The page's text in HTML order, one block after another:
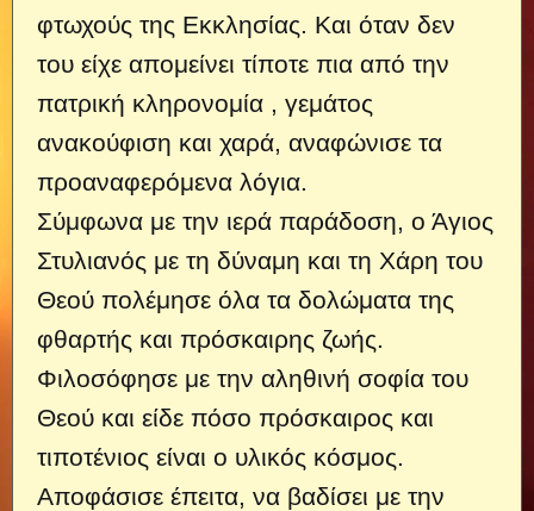
φτωχούς της Εκκλησίας. Και όταν δεν
του είχε απομείνει τίποτε πια από την
πατρική κληρονομία , γεμάτος
ανακούφιση και χαρά, αναφώνισε τα
προαναφερόμενα λόγια.
Σύμφωνα με την ιερά παράδοση, ο Άγιος
Στυλιανός με τη δύναμη και τη Χάρη του
Θεού πολέμησε όλα τα δολώματα της
φθαρτής και πρόσκαιρης ζωής.
Φιλοσόφησε με την αληθινή σοφία του
Θεού και είδε πόσο πρόσκαιρος και
τιποτένιος είναι ο υλικός κόσμος.
Αποφάσισε έπειτα, να βαδίσει με την